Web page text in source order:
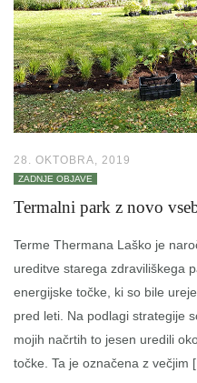
28. OKTOBRA, 2019
ZADNJE OBJAVE
Termalni park z novo
Terme Thermana Laško je
ureditve starega zdraviliškega
energijske točke, ki so bile
pred leti. Na podlagi strategije
mojih načrtih to jesen uredili
točke. Ta je označena z večjim